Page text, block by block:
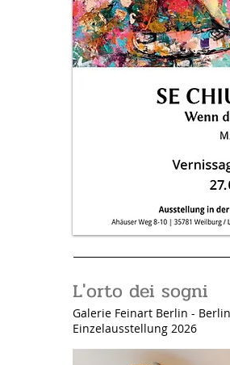
L'orto dei sogni
Galerie Feinart Berlin -
Einzelausstellung 2026